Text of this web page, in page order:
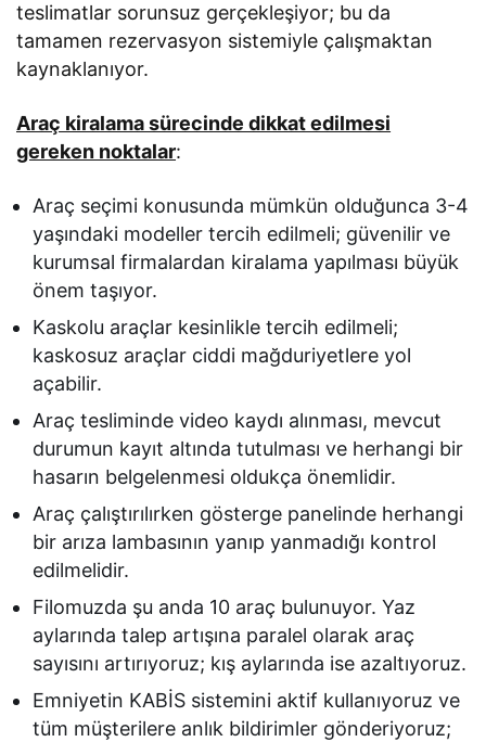
teslimatlar sorunsuz gerçekleşiyor; bu da
tamamen rezervasyon sistemiyle çalışmaktan
kaynaklanıyor.
Araç kiralama sürecinde dikkat edilmesi
gereken noktalar:
Araç seçimi konusunda mümkün olduğunca 3-4
yaşındaki modeller tercih edilmeli; güvenilir ve
kurumsal firmalardan kiralama yapılması büyük
önem taşıyor.
Kaskolu araçlar kesinlikle tercih edilmeli;
kaskosuz araçlar ciddi mağduriyetlere yol
açabilir.
Araç tesliminde video kaydı alınması, mevcut
durumun kayıt altında tutulması ve herhangi bir
hasarın belgelenmesi oldukça önemlidir.
Araç çalıştırılırken gösterge panelinde herhangi
bir arıza lambasının yanıp yanmadığı kontrol
edilmelidir.
Filomuzda şu anda 10 araç bulunuyor. Yaz
aylarında talep artışına paralel olarak araç
sayısını artırıyoruz; kış aylarında ise azaltıyoruz.
Emniyetin KABİS sistemini aktif kullanıyoruz ve
tüm müşterilere anlık bildirimler gönderiyoruz;